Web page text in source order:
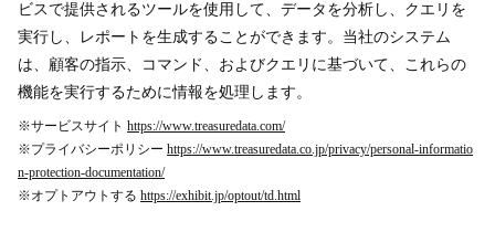
ビスで提供されるツールを使用して、データを分析し、クエリを
実行し、レポートを生成することができます。当社のシステム
は、顧客の指示、コマンド、およびクエリに基づいて、これらの
機能を実行するために情報を処理します。
※サービスサイト https://www.treasuredata.com/
※プライバシーポリシー https://www.treasuredata.co.jp/privacy/personal-informatio
n-protection-documentation/
※オプトアウトする https://exhibit.jp/optout/td.html